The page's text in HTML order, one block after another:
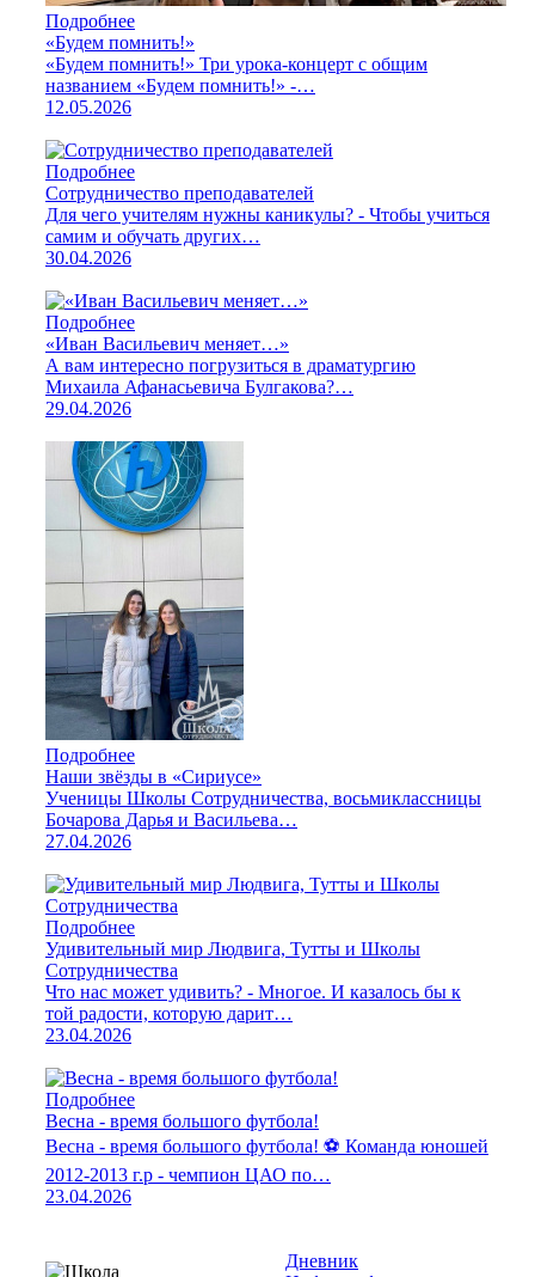
Подробнее
«Будем помнить!»
«Будем помнить!» Три урока-концерт с общим
названием «Будем помнить!» -…
12.05.2026
Подробнее
Сотрудничество преподавателей
Для чего учителям нужны каникулы? - Чтобы учиться
самим и обучать других…
30.04.2026
Подробнее
«Иван Васильевич меняет…»
А вам интересно погрузиться в драматургию
Михаила Афанасьевича Булгакова?…
29.04.2026
Подробнее
Наши звёзды в «Сириусе»
Ученицы Школы Сотрудничества, восьмиклассницы
Бочарова Дарья и Васильева…
27.04.2026
Подробнее
Удивительный мир Людвига, Тутты и Школы
Сотрудничества
Что нас может удивить? - Многое. И казалось бы к
той радости, которую дарит…
23.04.2026
Подробнее
Весна - время большого футбола!
Весна - время большого футбола! ⚽️ Команда юношей
2012-2013 г.р - чемпион ЦАО по…
23.04.2026
Дневник